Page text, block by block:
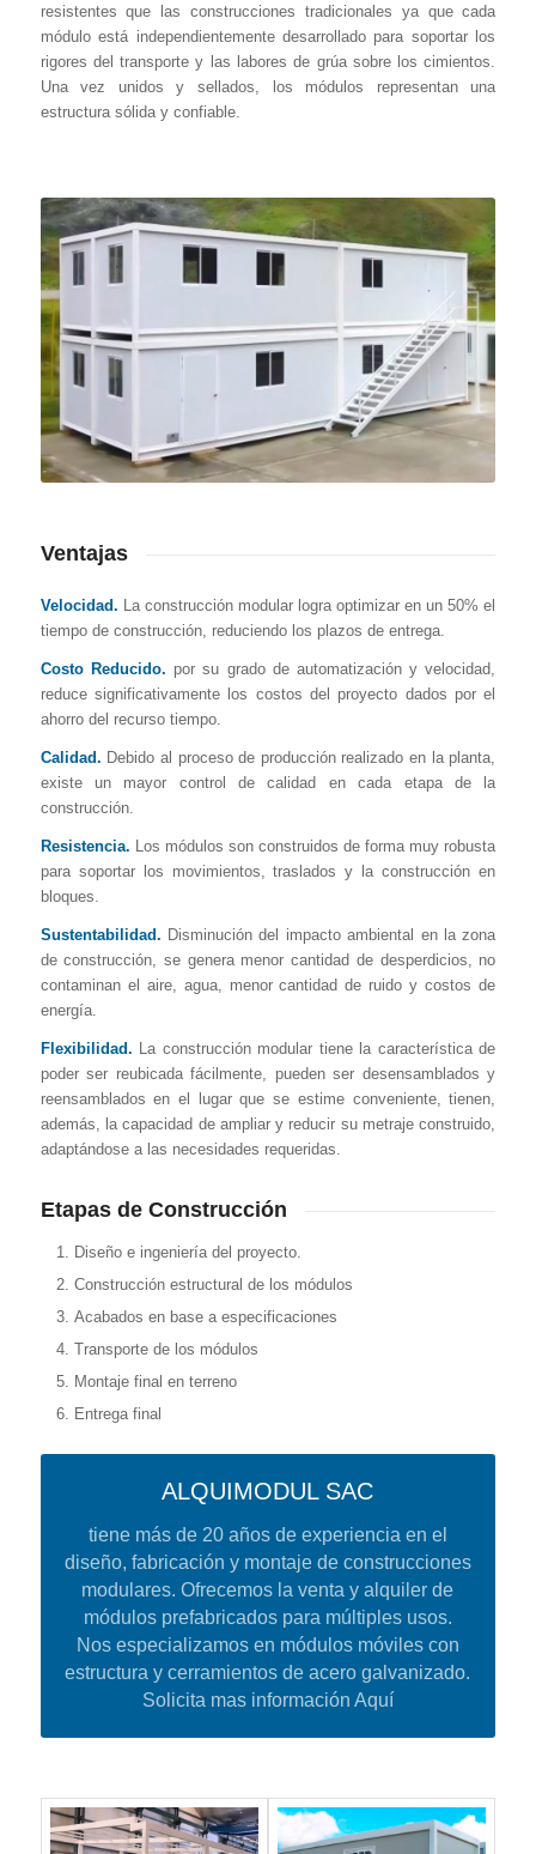
resistentes que las construcciones tradicionales ya que cada
módulo está independientemente desarrollado para soportar los
rigores del transporte y las labores de grúa sobre los cimientos.
Una vez unidos y sellados, los módulos representan una
estructura sólida y confiable.
Ventajas
Velocidad. La construcción modular logra optimizar en un 50% el
tiempo de construcción, reduciendo los plazos de entrega.
Costo Reducido. por su grado de automatización y velocidad,
reduce significativamente los costos del proyecto dados por el
ahorro del recurso tiempo.
Calidad. Debido al proceso de producción realizado en la planta,
existe un mayor control de calidad en cada etapa de la
construcción.
Resistencia. Los módulos son construidos de forma muy robusta
para soportar los movimientos, traslados y la construcción en
bloques.
Sustentabilidad. Disminución del impacto ambiental en la zona
de construcción, se genera menor cantidad de desperdicios, no
contaminan el aire, agua, menor cantidad de ruido y costos de
energía.
Flexibilidad. La construcción modular tiene la característica de
poder ser reubicada fácilmente, pueden ser desensamblados y
reensamblados en el lugar que se estime conveniente, tienen,
además, la capacidad de ampliar y reducir su metraje construido,
adaptándose a las necesidades requeridas.
Etapas de Construcción
Diseño e ingeniería del proyecto.
Construcción estructural de los módulos
Acabados en base a especificaciones
Transporte de los módulos
Montaje final en terreno
Entrega final
ALQUIMODUL SAC
tiene más de 20 años de experiencia en el
diseño, fabricación y montaje de construcciones
modulares. Ofrecemos la venta y alquiler de
módulos prefabricados para múltiples usos.
Nos especializamos en módulos móviles con
estructura y cerramientos de acero galvanizado.
Solicita mas información Aquí